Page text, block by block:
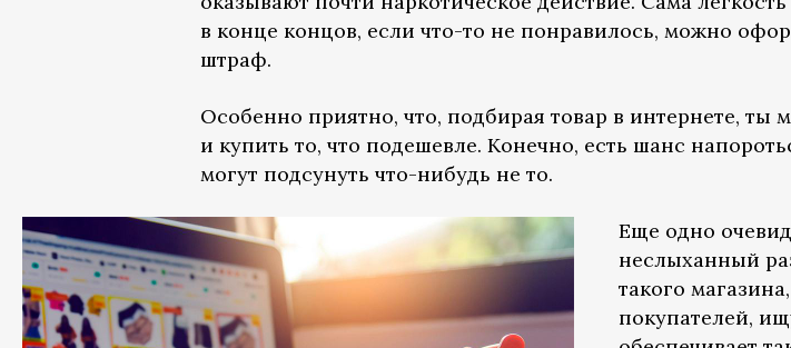
в конце концов, если что-то не понравилось, можно
штраф.
Особенно приятно, что, подбирая товар в интернете,
и купить то, что подешевле. Конечно, есть шанс
могут подсунуть что-нибудь не то.
Еще одно
неслыханный
такого
покупателей,